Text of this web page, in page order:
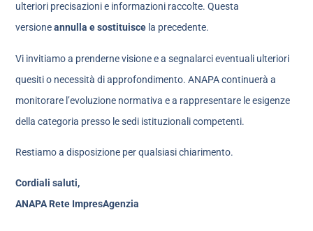
ulteriori precisazioni e informazioni raccolte. Questa
versioneannulla e sostituisce la precedente.
Vi invitiamo a prenderne visione e a segnalarci eventuali ulteriori
quesiti o necessità di approfondimento. ANAPA continuerà a
monitorare l’evoluzione normativa e a rappresentare le esigenze
della categoria presso le sedi istituzionali competenti.
Restiamo a disposizione per qualsiasi chiarimento.
Cordiali saluti,
ANAPA Rete ImpresAgenzia